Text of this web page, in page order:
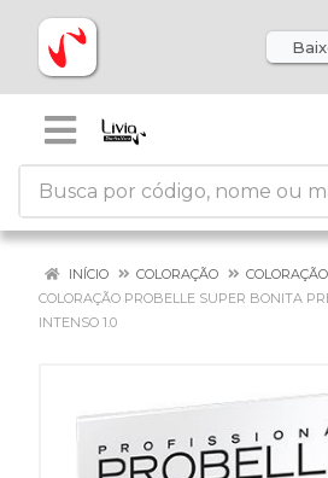
INÍCIO COLORAÇÃO
COLORAÇÃO
COLORAÇÃO PROBELLE SUPER BONITA
INTENSO 1.0